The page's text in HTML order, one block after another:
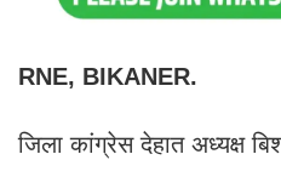
RNE, BIKANER.
जिला कांग्रेस देहात अध्यक्ष